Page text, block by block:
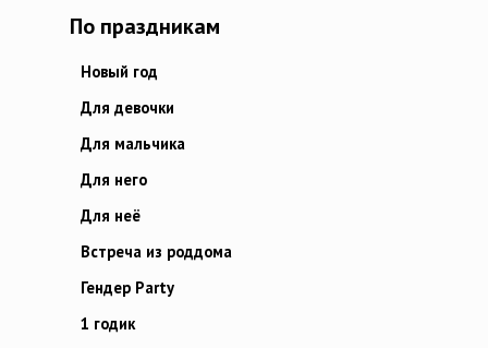
По праздникам
Новый год
Для девочки
Для мальчика
Для него
Для неё
Встреча из роддома
Гендер Party
1 годик